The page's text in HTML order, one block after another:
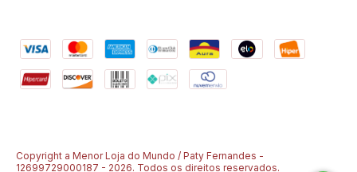
Copyright a Menor Loja do Mundo / Paty Fernandes -
12699729000187 - 2026. Todos os direitos reservados.